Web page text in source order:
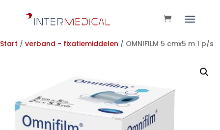
Start / verband - fixatiemiddelen / OMNIFILM 5 cmx5 m 1 p/s